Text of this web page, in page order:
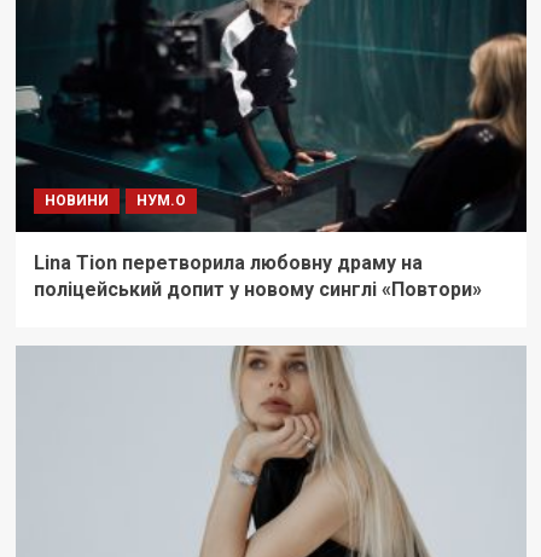
НОВИНИ НУМ.О
Lina Tion перетворила любовну драму на
поліцейський допит у новому синглі «Повтори»